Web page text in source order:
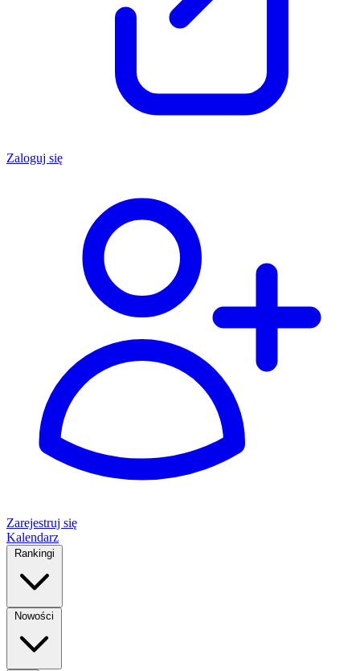
Zaloguj się
Zarejestruj się
Kalendarz
Rankingi
Nowości